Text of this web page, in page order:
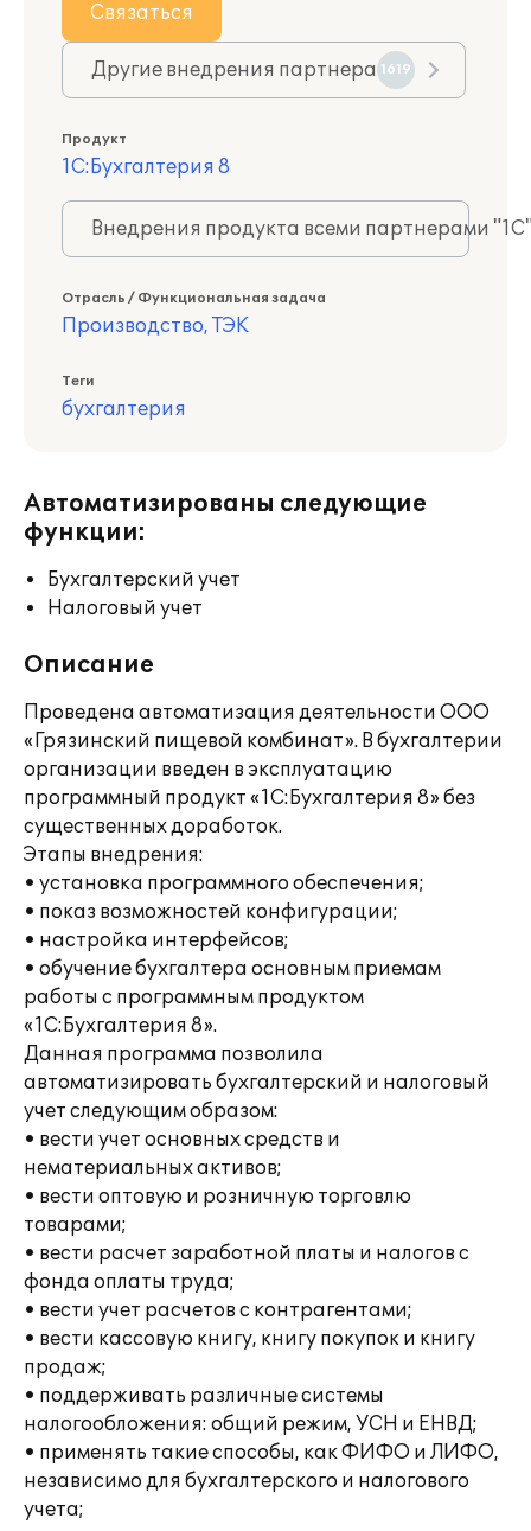
Связаться
Другие внедрения партнера 1619
Продукт
1С:Бухгалтерия 8
Внедрения продукта всеми партнерами
Отрасль / Функциональная задача
Производство, ТЭК
Теги
бухгалтерия
Автоматизированы следующие
функции:
Бухгалтерский учет
Налоговый учет
Описание
Проведена автоматизация деятельности ООО
«Грязинский пищевой комбинат». В бухгалтерии
организации введен в эксплуатацию
программный продукт «1C:Бухгалтерия 8» без
существенных доработок.
Этапы внедрения:
• установка программного обеспечения;
• показ возможностей конфигурации;
• настройка интерфейсов;
• обучение бухгалтера основным приемам
работы с программным продуктом
«1С:Бухгалтерия 8».
Данная программа позволила
автоматизировать бухгалтерский и налоговый
учет следующим образом:
• вести учет основных средств и
нематериальных активов;
• вести оптовую и розничную торговлю
товарами;
• вести расчет заработной платы и налогов с
фонда оплаты труда;
• вести учет расчетов с контрагентами;
• вести кассовую книгу, книгу покупок и книгу
продаж;
• поддерживать различные системы
налогообложения: общий режим, УСН и ЕНВД;
• применять такие способы, как ФИФО и ЛИФО,
независимо для бухгалтерского и налогового
учета;